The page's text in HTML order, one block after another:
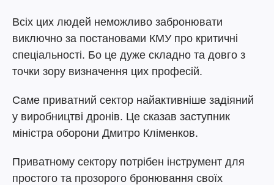
Всіх цих людей неможливо забронювати
виключно за постановами КМУ про критичні
спеціальності. Бо це дуже складно та довго з
точки зору визначення цих професій.
Саме приватний сектор найактивніше задіяний
у виробництві дронів. Це сказав заступник
міністра оборони Дмитро Кліменков.
Приватному сектору потрібен інструмент для
простого та прозорого бронювання своїх